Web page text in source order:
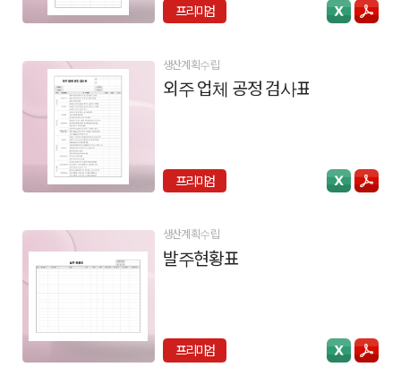
프리미엄
생산계획수립
외주 업체 공정 검사표
프리미엄
생산계획수립
발주현황표
프리미엄